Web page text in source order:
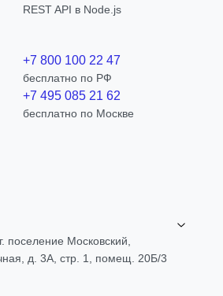
REST API в Node.js
+7 800 100 22 47
бесплатно по РФ
+7 495 085 21 62
бесплатно по Москве
поселение Московский,
д. 3А, стр. 1, помещ. 20Б/3